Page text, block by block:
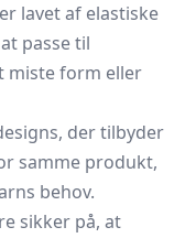
lavet af elastiske
passe til
miste form eller
der tilbyder
samme produkt,
behov.
sikker på, at